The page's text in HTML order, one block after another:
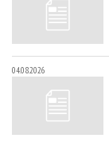
04.08.2026